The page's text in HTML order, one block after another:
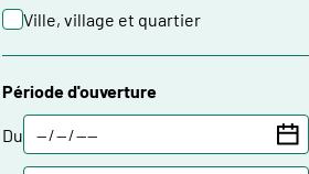
Ville, village et quartier
Période d'ouverture
Du